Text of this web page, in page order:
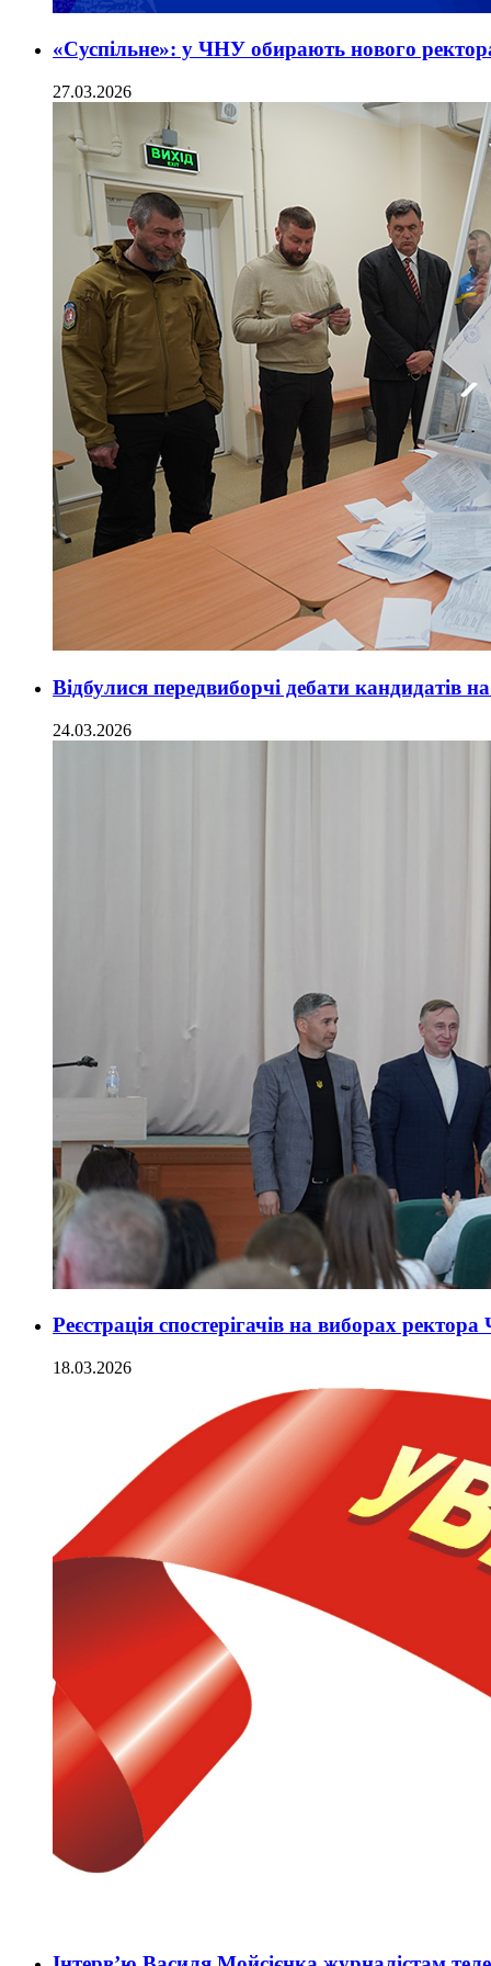
«Суспільне»: у ЧНУ обирають нового
27.03.2026
Відбулися передвиборчі дебати кандидатів
24.03.2026
Реєстрація спостерігачів на виборах
18.03.2026